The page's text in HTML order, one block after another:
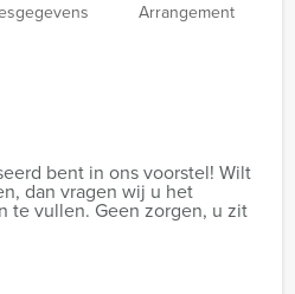
Arrangement
bent in ons voorstel! Wilt
dan vragen wij u het
te vullen. Geen zorgen, u zit